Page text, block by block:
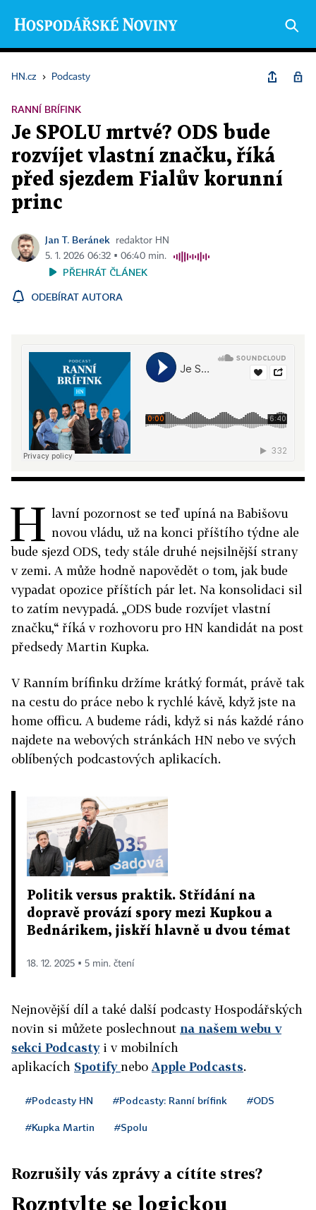
HN.cz › Podcasty
RANNÍ BRÍFINK
Je SPOLU mrtvé? ODS bude
rozvíjet vlastní značku, říká
před sjezdem Fialův korunní
princ
Jan T. Beránek
redaktor HN
5. 1. 2026 06:32 ▪ 06:40 min.
PŘEHRÁT ČLÁNEK
ODEBÍRAT AUTORA
H lavní pozornost se teď upíná na Babišovu
novou vládu, už na konci příštího týdne ale
bude sjezd ODS, tedy stále druhé nejsilnější strany
v zemi. A může hodně napovědět o tom, jak bude
vypadat opozice příštích pár let. Na konsolidaci sil
to zatím nevypadá. „ODS bude rozvíjet vlastní
značku,“ říká v rozhovoru pro HN kandidát na post
předsedy Martin Kupka.
V Ranním brífinku držíme krátký formát, právě tak
na cestu do práce nebo k rychlé kávě, když jste na
home officu. A budeme rádi, když si nás každé ráno
najdete na webových stránkách HN nebo ve svých
oblíbených podcastových aplikacích.
Politik versus praktik. Střídání na
dopravě provází spory mezi Kupkou a
Bednárikem, jiskří hlavně u dvou témat
18. 12. 2025 ▪ 5 min. čtení
Nejnovější díl a také další podcasty Hospodářských
novin si můžete poslechnout na našem webu v
sekci Podcastyi v mobilních
aplikacích Spotifynebo Apple Podcasts.
#Podcasty HN #Podcasty: Ranní brífink #ODS
#Kupka Martin #Spolu
Rozrušily vás zprávy a cítíte stres?
Rozptylte se logickou